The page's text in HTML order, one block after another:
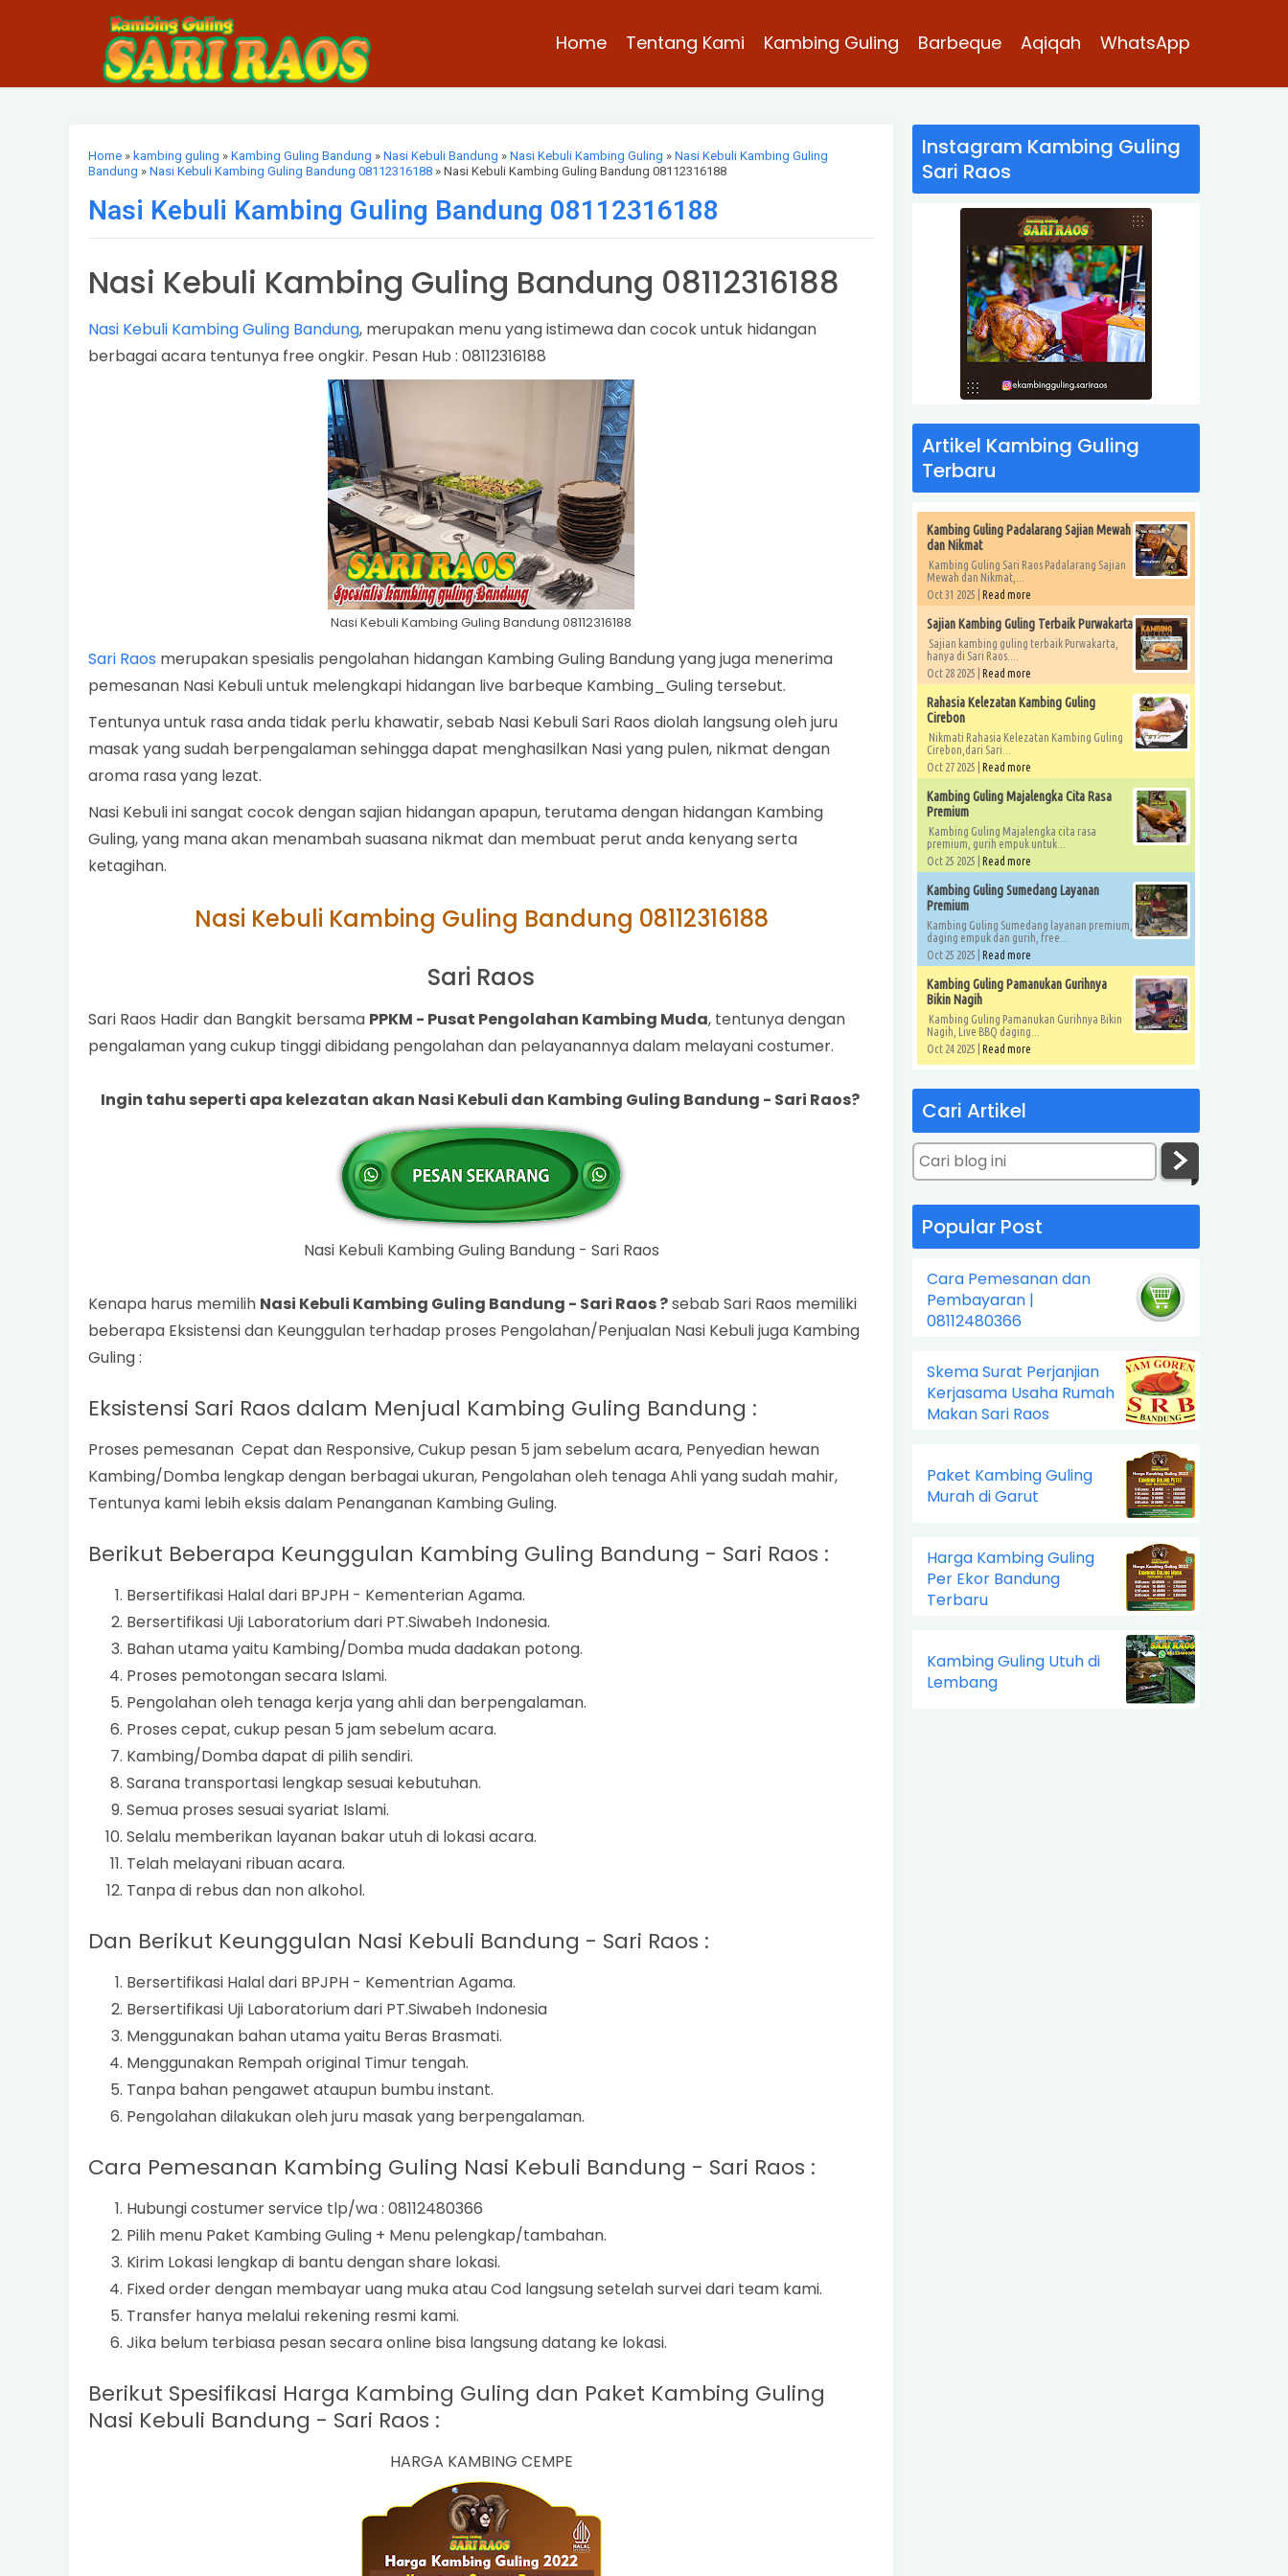
Home Tentang Kami Kambing Guling Barbeque Aqiqah WhatsApp
Home » kambing guling » Kambing Guling Bandung » Nasi Kebuli Bandung » Nasi Kebuli Kambing Guling » Nasi Kebuli Kambing Guling
Bandung » Nasi Kebuli Kambing Guling Bandung 08112316188 » Nasi Kebuli Kambing Guling Bandung 08112316188
Nasi Kebuli Kambing Guling Bandung 08112316188
Nasi Kebuli Kambing Guling Bandung 08112316188
Nasi Kebuli Kambing Guling Bandung, merupakan menu yang istimewa dan cocok untuk hidangan
berbagai acara tentunya free ongkir. Pesan Hub : 08112316188
Nasi Kebuli Kambing Guling Bandung 08112316188
Sari Raos merupakan spesialis pengolahan hidangan Kambing Guling Bandung yang juga menerima
pemesanan Nasi Kebuli untuk melengkapi hidangan live barbeque Kambing_Guling tersebut.
Tentunya untuk rasa anda tidak perlu khawatir, sebab Nasi Kebuli Sari Raos diolah langsung oleh juru
masak yang sudah berpengalaman sehingga dapat menghasilkan Nasi yang pulen, nikmat dengan
aroma rasa yang lezat.
Nasi Kebuli ini sangat cocok dengan sajian hidangan apapun, terutama dengan hidangan Kambing
Guling, yang mana akan menambah suasana nikmat dan membuat perut anda kenyang serta
ketagihan.
Nasi Kebuli Kambing Guling Bandung 08112316188
Sari Raos
Sari Raos Hadir dan Bangkit bersama PPKM - Pusat Pengolahan Kambing Muda, tentunya dengan
pengalaman yang cukup tinggi dibidang pengolahan dan pelayanannya dalam melayani costumer.
Ingin tahu seperti apa kelezatan akan Nasi Kebuli dan Kambing Guling Bandung - Sari Raos?
Nasi Kebuli Kambing Guling Bandung - Sari Raos
Kenapa harus memilih Nasi Kebuli Kambing Guling Bandung - Sari Raos ?sebab Sari Raos memiliki
beberapa Eksistensi dan Keunggulan terhadap proses Pengolahan/Penjualan Nasi Kebuli juga Kambing
Guling :
Eksistensi Sari Raos dalam Menjual Kambing Guling Bandung :
Proses pemesanan Cepat dan Responsive, Cukup pesan 5 jam sebelum acara, Penyedian hewan
Kambing/Domba lengkap dengan berbagai ukuran, Pengolahan oleh tenaga Ahli yang sudah mahir,
Tentunya kami lebih eksis dalam Penanganan Kambing Guling.
Berikut Beberapa Keunggulan Kambing Guling Bandung - Sari Raos :
Bersertifikasi Halal dari BPJPH - Kementerian Agama.
Bersertifikasi Uji Laboratorium dari PT.Siwabeh Indonesia.
Bahan utama yaitu Kambing/Domba muda dadakan potong.
Proses pemotongan secara Islami.
Pengolahan oleh tenaga kerja yang ahli dan berpengalaman.
Proses cepat, cukup pesan 5 jam sebelum acara.
Kambing/Domba dapat di pilih sendiri.
Sarana transportasi lengkap sesuai kebutuhan.
Semua proses sesuai syariat Islami.
Selalu memberikan layanan bakar utuh di lokasi acara.
Telah melayani ribuan acara.
Tanpa di rebus dan non alkohol.
Dan Berikut Keunggulan Nasi Kebuli Bandung - Sari Raos :
Bersertifikasi Halal dari BPJPH - Kementrian Agama.
Bersertifikasi Uji Laboratorium dari PT.Siwabeh Indonesia
Menggunakan bahan utama yaitu Beras Brasmati.
Menggunakan Rempah original Timur tengah.
Tanpa bahan pengawet ataupun bumbu instant.
Pengolahan dilakukan oleh juru masak yang berpengalaman.
Cara Pemesanan Kambing Guling Nasi Kebuli Bandung - Sari Raos :
Hubungi costumer service tlp/wa : 08112480366
Pilih menu Paket Kambing Guling + Menu pelengkap/tambahan.
Kirim Lokasi lengkap di bantu dengan share lokasi.
Fixed order dengan membayar uang muka atau Cod langsung setelah survei dari team kami.
Transfer hanya melalui rekening resmi kami.
Jika belum terbiasa pesan secara online bisa langsung datang ke lokasi.
Berikut Spesifikasi Harga Kambing Guling dan Paket Kambing Guling
Nasi Kebuli Bandung - Sari Raos :
HARGA KAMBING CEMPE
Instagram Kambing Guling
Sari Raos
Artikel Kambing Guling
Terbaru
Kambing Guling Padalarang Sajian Mewah
dan Nikmat
Kambing Guling Sari Raos Padalarang Sajian
Mewah dan Nikmat,...
Oct 31 2025 | Read more
Sajian Kambing Guling Terbaik Purwakarta
Sajian kambing guling terbaik Purwakarta,
hanya di Sari Raos....
Oct 28 2025 | Read more
Rahasia Kelezatan Kambing Guling
Cirebon
Nikmati Rahasia Kelezatan Kambing Guling
Cirebon,dari Sari...
Oct 27 2025 | Read more
Kambing Guling Majalengka Cita Rasa
Premium
Kambing Guling Majalengka cita rasa
premium, gurih empuk untuk...
Oct 25 2025 | Read more
Kambing Guling Sumedang Layanan
Premium
Kambing Guling Sumedang layanan premium,
daging empuk dan gurih, free...
Oct 25 2025 | Read more
Kambing Guling Pamanukan Gurihnya
Bikin Nagih
Kambing Guling Pamanukan Gurihnya Bikin
Nagih, Live BBQ daging...
Oct 24 2025 | Read more
Cari Artikel
Popular Post
Cara Pemesanan dan
Pembayaran |
08112480366
Skema Surat Perjanjian
Kerjasama Usaha Rumah
Makan Sari Raos
Paket Kambing Guling
Murah di Garut
Harga Kambing Guling
Per Ekor Bandung
Terbaru
Kambing Guling Utuh di
Lembang